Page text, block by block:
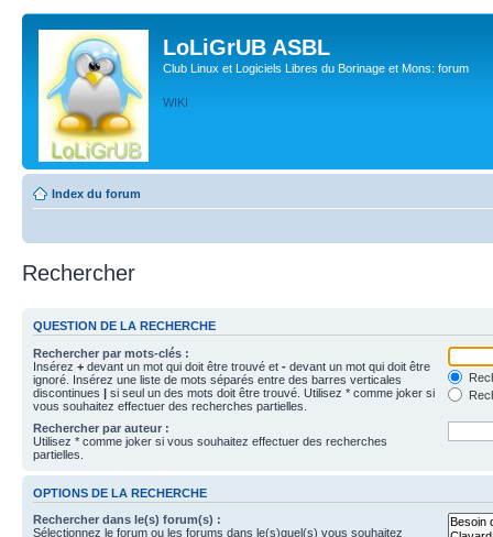
LoLiGrUB ASBL
Club Linux et Logiciels Libres du Borinage et Mons: forum
WIKI
Index du forum
Rechercher
QUESTION DE LA RECHERCHE
Rechercher par mots-clés :
Insérez + devant un mot qui doit être trouvé et - devant un mot qui doit être
ignoré. Insérez une liste de mots séparés entre des barres verticales
discontinues | si seul un des mots doit être trouvé. Utilisez * comme joker si
vous souhaitez effectuer des recherches partielles.
Rechercher par auteur :
Utilisez * comme joker si vous souhaitez effectuer des recherches
partielles.
OPTIONS DE LA RECHERCHE
Rechercher dans le(s) forum(s) :
Sélectionnez le forum ou les forums dans le(s)quel(s) vous souhaitez